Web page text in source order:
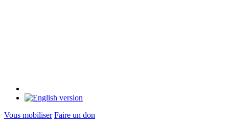
Vous mobiliser Faire un don